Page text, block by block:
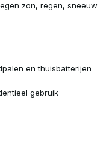
zon, regen, sneeuw
en thuisbatterijen
gebruik